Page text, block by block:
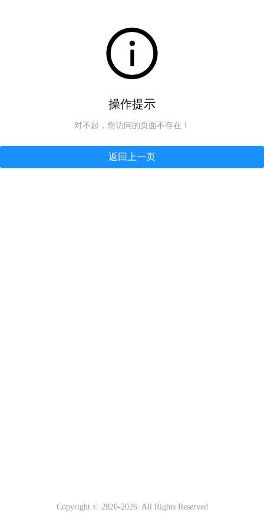
操作提示
对不起，您访问的页面不存在！
返回上一页
Copyright © 2020-2026. All Rights Reserved